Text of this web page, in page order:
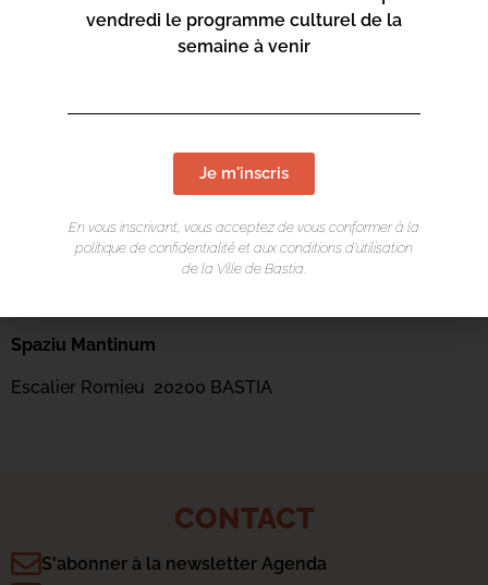
Spaziu Mantinum
Escalier Romieu 20200 BASTIA
CONTACT
S'abonner à la newsletter Agenda
vendredi le programme culturel de la
semaine à venir
Je m'inscris
En vous inscrivant, vous acceptez de vous conformer à la
politique de confidentialité et aux conditions d’utilisation
de la Ville de Bastia.